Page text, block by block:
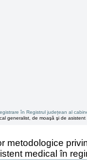
în Registrul județean al
generalist, de moaşă şi de
metodologice
medical în